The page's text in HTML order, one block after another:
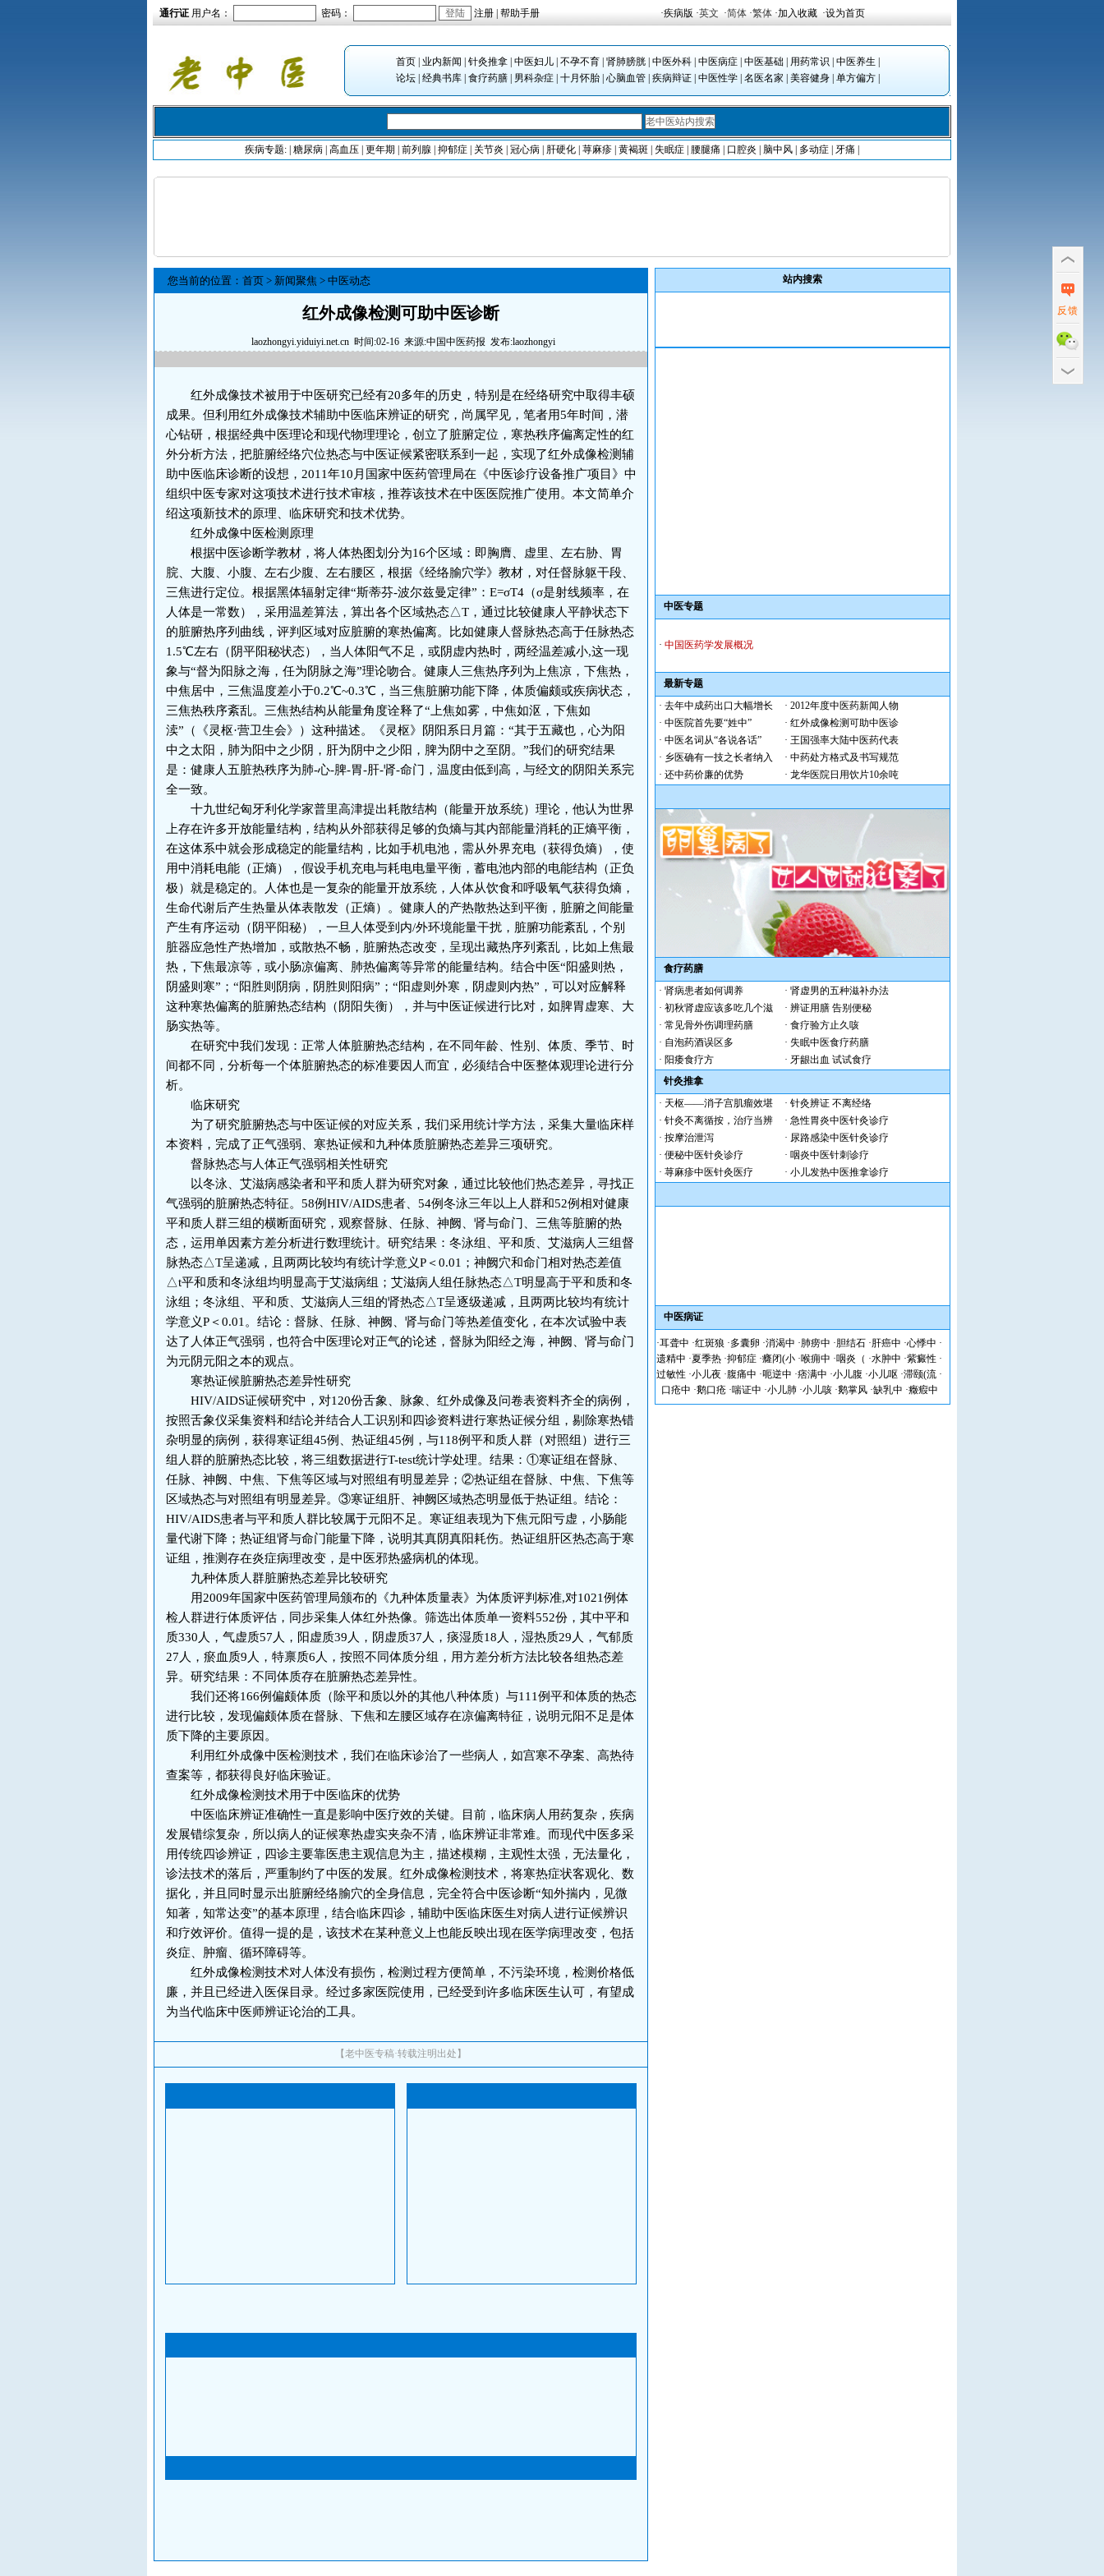
通行证 用户名： 密码： 注册 帮助手册 ·疾病版 ·英文 ·简体 ·繁体 ·加入收藏 ·设为首页
首页| 业内新闻 针灸推拿| 中医妇儿| 不孕不育| 肾肺膀胱| 中医外科| 中医病症| 中医基础| 用药常识 中医养生
论坛| 经典书库| 食疗药膳| 男科杂症| 十月怀胎| 心脑血管| 疾病辩证| 中医性学| 名医名家 美容健身| 单方偏方|
疾病专题: 糖尿病 高血压 更年期 前列腺 抑郁症 关节炎 冠心病 肝硬化 荨麻疹 黄褐斑 失眠症 腰腿痛 口腔炎 脑中风 多动症 牙痛
您当前的位置： 首页 > 新闻聚焦 > 中医动态
红外成像检测可助中医诊断
laozhongyi.yiduiyi.net.cn 时间:02-16 来源:中国中医药报 发布:laozhongyi
红外成像技术被用于中医研究已经有20多年的历史，特别是在经络研究中取得丰硕
成果。但利用红外成像技术辅助中医临床辨证的研究，尚属罕见，笔者用5年时间，潜
心钻研，根据经典中医理论和现代物理理论，创立了脏腑定位，寒热秩序偏离定性的红
外分析方法，把脏腑经络穴位热态与中医证候紧密联系到一起，实现了红外成像检测辅
助中医临床诊断的设想，2011年10月国家中医药管理局在《中医诊疗设备推广项目》中
组织中医专家对这项技术进行技术审核，推荐该技术在中医医院推广使用。本文简单介
绍这项新技术的原理、临床研究和技术优势。
红外成像中医检测原理
根据中医诊断学教材，将人体热图划分为16个区域：即胸膺、虚里、左右胁、胃
脘、大腹、小腹、左右少腹、左右腰区，根据《经络腧穴学》教材，对任督脉躯干段、
三焦进行定位。根据黑体辐射定律“斯蒂芬-波尔兹曼定律”：E=σT4（σ是射线频率，在
人体是一常数），采用温差算法，算出各个区域热态△T，通过比较健康人平静状态下
的脏腑热序列曲线，评判区域对应脏腑的寒热偏离。比如健康人督脉热态高于任脉热态
1.5℃左右（阴平阳秘状态），当人体阳气不足，或阴虚内热时，两经温差减小,这一现
象与“督为阳脉之海，任为阴脉之海”理论吻合。健康人三焦热序列为上焦凉，下焦热，
中焦居中，三焦温度差小于0.2℃~0.3℃，当三焦脏腑功能下降，体质偏颇或疾病状态，
三焦热秩序紊乱。三焦热结构从能量角度诠释了“上焦如雾，中焦如沤，下焦如
渎”（《灵枢·营卫生会》）这种描述。《灵枢》阴阳系日月篇：“其于五藏也，心为阳
中之太阳，肺为阳中之少阴，肝为阴中之少阳，脾为阴中之至阴。”我们的研究结果
是：健康人五脏热秩序为肺-心-脾-胃-肝-肾-命门，温度由低到高，与经文的阴阳关系完
全一致。
十九世纪匈牙利化学家普里高津提出耗散结构（能量开放系统）理论，他认为世界
上存在许多开放能量结构，结构从外部获得足够的负熵与其内部能量消耗的正熵平衡，
在这体系中就会形成稳定的能量结构，比如手机电池，需从外界充电（获得负熵），使
用中消耗电能（正熵），假设手机充电与耗电电量平衡，蓄电池内部的电能结构（正负
极）就是稳定的。人体也是一复杂的能量开放系统，人体从饮食和呼吸氧气获得负熵，
生命代谢后产生热量从体表散发（正熵）。健康人的产热散热达到平衡，脏腑之间能量
产生有序运动（阴平阳秘），一旦人体受到内/外环境能量干扰，脏腑功能紊乱，个别
脏器应急性产热增加，或散热不畅，脏腑热态改变，呈现出藏热序列紊乱，比如上焦最
热，下焦最凉等，或小肠凉偏离、肺热偏离等异常的能量结构。结合中医“阳盛则热，
阴盛则寒”；“阳胜则阴病，阴胜则阳病”；“阳虚则外寒，阴虚则内热”，可以对应解释
这种寒热偏离的脏腑热态结构（阴阳失衡），并与中医证候进行比对，如脾胃虚寒、大
肠实热等。
在研究中我们发现：正常人体脏腑热态结构，在不同年龄、性别、体质、季节、时
间都不同，分析每一个体脏腑热态的标准要因人而宜，必须结合中医整体观理论进行分
析。
临床研究
为了研究脏腑热态与中医证候的对应关系，我们采用统计学方法，采集大量临床样
本资料，完成了正气强弱、寒热证候和九种体质脏腑热态差异三项研究。
督脉热态与人体正气强弱相关性研究
以冬泳、艾滋病感染者和平和质人群为研究对象，通过比较他们热态差异，寻找正
气强弱的脏腑热态特征。58例HIV/AIDS患者、54例冬泳三年以上人群和52例相对健康
平和质人群三组的横断面研究，观察督脉、任脉、神阙、肾与命门、三焦等脏腑的热
态，运用单因素方差分析进行数理统计。研究结果：冬泳组、平和质、艾滋病人三组督
脉热态△T呈递减，且两两比较均有统计学意义P＜0.01；神阙穴和命门相对热态差值
△t平和质和冬泳组均明显高于艾滋病组；艾滋病人组任脉热态△T明显高于平和质和冬
泳组；冬泳组、平和质、艾滋病人三组的肾热态△T呈逐级递减，且两两比较均有统计
学意义P＜0.01。结论：督脉、任脉、神阙、肾与命门等热差值变化，在本次试验中表
达了人体正气强弱，也符合中医理论对正气的论述，督脉为阳经之海，神阙、肾与命门
为元阴元阳之本的观点。
寒热证候脏腑热态差异性研究
HIV/AIDS证候研究中，对120份舌象、脉象、红外成像及问卷表资料齐全的病例，
按照舌象仪采集资料和结论并结合人工识别和四诊资料进行寒热证候分组，剔除寒热错
杂明显的病例，获得寒证组45例、热证组45例，与118例平和质人群（对照组）进行三
组人群的脏腑热态比较，将三组数据进行T-test统计学处理。结果：①寒证组在督脉、
任脉、神阙、中焦、下焦等区域与对照组有明显差异；②热证组在督脉、中焦、下焦等
区域热态与对照组有明显差异。③寒证组肝、神阙区域热态明显低于热证组。结论：
HIV/AIDS患者与平和质人群比较属于元阳不足。寒证组表现为下焦元阳亏虚，小肠能
量代谢下降；热证组肾与命门能量下降，说明其真阴真阳耗伤。热证组肝区热态高于寒
证组，推测存在炎症病理改变，是中医邪热盛病机的体现。
九种体质人群脏腑热态差异比较研究
用2009年国家中医药管理局颁布的《九种体质量表》为体质评判标准,对1021例体
检人群进行体质评估，同步采集人体红外热像。筛选出体质单一资料552份，其中平和
质330人，气虚质57人，阳虚质39人，阴虚质37人，痰湿质18人，湿热质29人，气郁质
27人，瘀血质9人，特禀质6人，按照不同体质分组，用方差分析方法比较各组热态差
异。研究结果：不同体质存在脏腑热态差异性。
我们还将166例偏颇体质（除平和质以外的其他八种体质）与111例平和体质的热态
进行比较，发现偏颇体质在督脉、下焦和左腰区域存在凉偏离特征，说明元阳不足是体
质下降的主要原因。
利用红外成像中医检测技术，我们在临床诊治了一些病人，如宫寒不孕案、高热待
查案等，都获得良好临床验证。
红外成像检测技术用于中医临床的优势
中医临床辨证准确性一直是影响中医疗效的关键。目前，临床病人用药复杂，疾病
发展错综复杂，所以病人的证候寒热虚实夹杂不清，临床辨证非常难。而现代中医多采
用传统四诊辨证，四诊主要靠医患主观信息为主，描述模糊，主观性太强，无法量化，
诊法技术的落后，严重制约了中医的发展。红外成像检测技术，将寒热症状客观化、数
据化，并且同时显示出脏腑经络腧穴的全身信息，完全符合中医诊断“知外揣内，见微
知著，知常达变”的基本原理，结合临床四诊，辅助中医临床医生对病人进行证候辨识
和疗效评价。值得一提的是，该技术在某种意义上也能反映出现在医学病理改变，包括
炎症、肿瘤、循环障碍等。
红外成像检测技术对人体没有损伤，检测过程方便简单，不污染环境，检测价格低
廉，并且已经进入医保目录。经过多家医院使用，已经受到许多临床医生认可，有望成
为当代临床中医师辨证论治的工具。
【老中医专稿·转载注明出处】
站内搜索
中医专题
· 中国医药学发展概况
最新专题
· 去年中成药出口大幅增长 · 2012年度中医药新闻人物
· 中医院首先要“姓中” · 红外成像检测可助中医诊
· 中医名词从“各说各话” · 王国强率大陆中医药代表
· 乡医确有一技之长者纳入 · 中药处方格式及书写规范
· 还中药价廉的优势 · 龙华医院日用饮片10余吨
食疗药膳
· 肾病患者如何调养 · 肾虚男的五种滋补办法
· 初秋肾虚应该多吃几个滋 · 辨证用膳 告别便秘
· 常见骨外伤调理药膳 · 食疗验方止久咳
· 自泡药酒误区多 · 失眠中医食疗药膳
· 阳痿食疗方 · 牙龈出血 试试食疗
针灸推拿
· 天枢——消子宫肌瘤效堪 · 针灸辨证 不离经络
· 针灸不离循按，治疗当辨 · 急性胃炎中医针灸诊疗
· 按摩治泄泻 · 尿路感染中医针灸诊疗
· 便秘中医针灸诊疗 · 咽炎中医针刺诊疗
· 荨麻疹中医针灸医疗 · 小儿发热中医推拿诊疗
中医病证
·耳聋中 ·红斑狼 ·多囊卵 ·消渴中 ·肺痨中 ·胆结石 ·肝癌中 ·心悸中 ·
遗精中 ·夏季热 ·抑郁症 ·癃闭(小 ·喉痈中 ·咽炎（ ·水肿中 ·紫癜性 ·
过敏性 ·小儿夜 ·腹痛中 ·呃逆中 ·痞满中 ·小儿腹 ·小儿呕 ·滞颐(流 ·
口疮中 ·鹅口疮 ·喘证中 ·小儿肺 ·小儿咳 ·鹅掌风 ·缺乳中 ·癥瘕中
反馈